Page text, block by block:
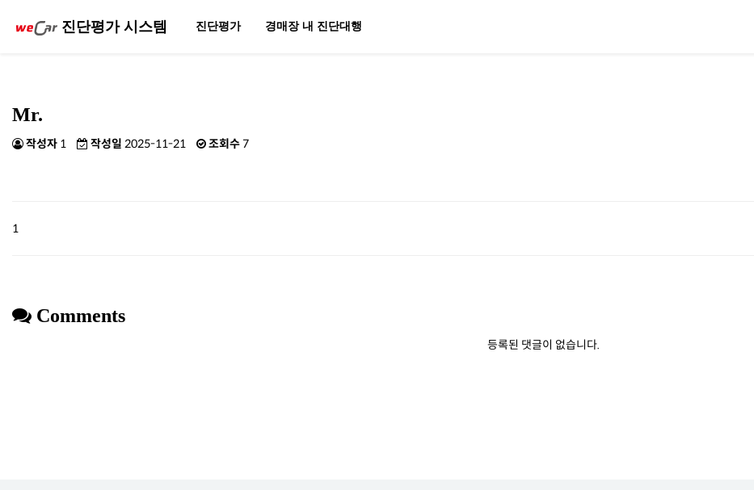
진단평가 시스템 진단평가 경매장 내 진단대행
Mr.
작성자 1 작성일 2025-11-21 조회수 7
1
Comments
등록된 댓글이 없습니다.